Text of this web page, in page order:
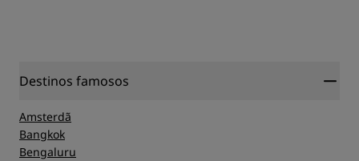
Destinos famosos
Amsterdã
Bangkok
Bengaluru